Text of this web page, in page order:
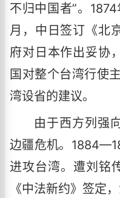
不归中国者”。
月，中日签订《北
府对日本作出妥协
国对整个台湾行使
湾设省的建议。
由于西方列强
边疆危机。
进攻台湾。遭刘铭
《中法新约》签定